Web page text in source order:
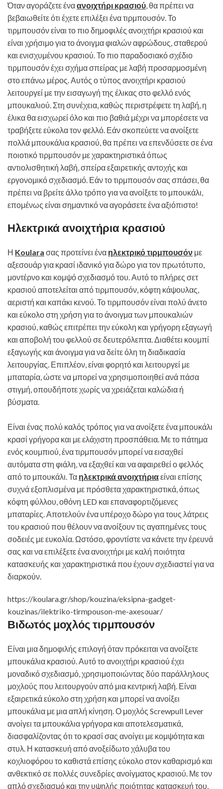
Όταν αγοράζετε έναανοιχτήρι κρασιού, θα πρέπει να
βεβαιωθείτε ότι έχετε επιλέξει ένα τιρμπουσόν. Το
τιρμπουσόν είναι το πιο δημοφιλές ανοιχτήρι κρασιού και
είναι χρήσιμο για το άνοιγμα φιαλών αφρώδους, σταθερού
και ενισχυμένου κρασιού. Το πιο παραδοσιακό σχέδιο
τιρμπουσόν έχει σχήμα σπείρας με λαβή προσαρμοσμένη
στο επάνω μέρος. Αυτός ο τύπος ανοιχτήρι κρασιού
λειτουργεί με την εισαγωγή της έλικας στο φελλό ενός
μπουκαλιού. Στη συνέχεια, καθώς περιστρέφετε τη λαβή, η
έλικα θα εισχωρεί όλο και πιο βαθιά μέχρι να μπορέσετε να
τραβήξετε εύκολα τον φελλό. Εάν σκοπεύετε να ανοίξετε
πολλά μπουκάλια κρασιού, θα πρέπει να επενδύσετε σε ένα
ποιοτικό τιρμπουσόν με χαρακτηριστικά όπως
αντιολισθητική λαβή, σπείρα εξαιρετικής αντοχής και
εργονομικό σχεδιασμό. Εάν το τιρμπουσόν σας σπάσει, θα
πρέπει να βρείτε άλλο τρόπο για να ανοίξετε το μπουκάλι,
επομένως είναι σημαντικό να αγοράσετε ένα αξιόπιστο!
Ηλεκτρικά ανοιχτήρια κρασιού
Η Koulara σας προτείνει ένα ηλεκτρικό τιρμπουσόν με
αξεσουάρ για κρασί ιδανικό για δώρο για τον πρωτότυπο,
μοντέρνο και κομψό σχεδιασμό του. Αυτό το πλήρες σετ
κρασιού αποτελείται από τιρμπουσόν, κόφτη κάψουλας,
αεριστή και καπάκι κενού. Το τιρμπουσόν είναι πολύ άνετο
και εύκολο στη χρήση για το άνοιγμα των μπουκαλιών
κρασιού, καθώς επιτρέπει την εύκολη και γρήγορη εξαγωγή
και αποβολή του φελλού σε δευτερόλεπτα. Διαθέτει κουμπί
εξαγωγής και άνοιγμα για να δείτε όλη τη διαδικασία
λειτουργίας. Επιπλέον, είναι φορητό και λειτουργεί με
μπαταρία, ώστε να μπορεί να χρησιμοποιηθεί ανά πάσα
στιγμή, οπουδήποτε χωρίς να χρειάζεται καλώδια ή
βύσματα.
Είναι ένας πολύ καλός τρόπος για να ανοίξετε ένα μπουκάλι
κρασί γρήγορα και με ελάχιστη προσπάθεια. Με το πάτημα
ενός κουμπιού, ένα τιρμπουσόν μπορεί να εισαχθεί
αυτόματα στη φιάλη, να εξαχθεί και να αφαιρεθεί ο φελλός
από το μπουκάλι. Τα ηλεκτρικά ανοιχτήριαείναι επίσης
συχνά εξοπλισμένα με πρόσθετα χαρακτηριστικά, όπως
κόφτη φύλλου, οθόνη LED και επαναφορτιζόμενες
μπαταρίες. Αποτελούν ένα υπέροχο δώρο για τους λάτρεις
του κρασιού που θέλουν να ανοίξουν τις αγαπημένες τους
σοδειές με ευκολία. Ωστόσο, φροντίστε να κάνετε την έρευνά
σας και να επιλέξετε ένα ανοιχτήρι με καλή ποιότητα
κατασκευής και χαρακτηριστικά που έχουν σχεδιαστεί για να
διαρκούν.
https://koulara.gr/shop/kouzina/eksipna-gadget-
kouzinas/ilektriko-tirmpouson-me-axesouar/
Βιδωτός μοχλός τιρμπουσόν
Είναι μια δημοφιλής επιλογή όταν πρόκειται να ανοίξετε
μπουκάλια κρασιού. Αυτό το ανοιχτήρι κρασιού έχει
μοναδικό σχεδιασμό, χρησιμοποιώντας δύο παράλληλους
μοχλούς που λειτουργούν από μια κεντρική λαβή. Είναι
εξαιρετικά εύκολο στη χρήση και μπορεί να ανοίξει
μπουκάλια με μια απλή κίνηση. Ο μοχλός Screwpull Lever
ανοίγει τα μπουκάλια γρήγορα και αποτελεσματικά,
διασφαλίζοντας ότι το κρασί σας ανοίγει με κομψότητα και
στυλ. Η κατασκευή από ανοξείδωτο χάλυβα του
κοχλιοφόρου το καθιστά επίσης εύκολο στον καθαρισμό και
ανθεκτικό σε πολλές συνεδρίες ανοίγματος κρασιού. Με τον
απλό σχεδιασμό και την υψηλής ποιότητας κατασκευή του,